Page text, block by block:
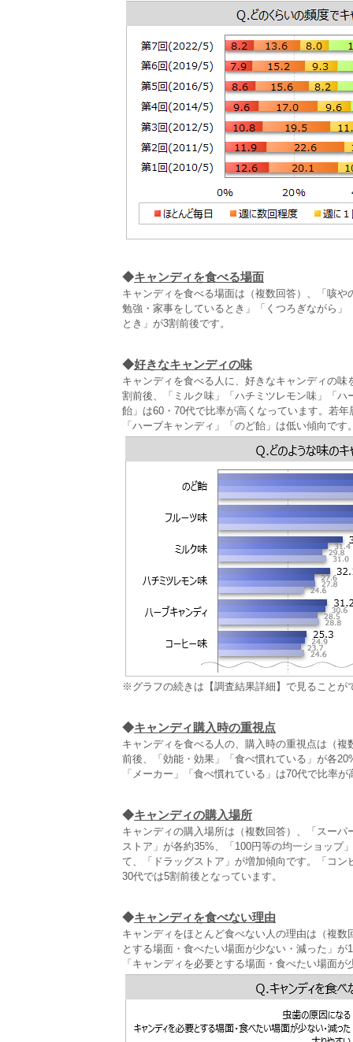
◆キャンディを食べる場面
キャンディを食べる場面は（複数回答）、「咳
勉強・家事をしているとき」「くつろぎながら
とき」が3割前後です。
◆好きなキャンディの味
キャンディを食べる人に、好きなキャンディの
割前後、「ミルク味」「ハチミツレモン味」「
飴」は60・70代で比率が高くなっています。若
「ハーブキャンディ」「のど飴」は低い傾向です
※グラフの続きは【調査結果詳細】で見ることが
◆キャンディ購入時の重視点
キャンディを食べる人の、購入時の重視点は（
前後、「効能・効果」「食べ慣れている」が各
「メーカー」「食べ慣れている」は70代で比率
◆キャンディの購入場所
キャンディの購入場所は（複数回答）、「スー
ストア」が各約35%、「100円等の均一ショップ
て、「ドラッグストア」が増加傾向です。「コ
30代では5割前後となっています。
◆キャンディを食べない理由
キャンディをほとんど食べない人の理由は（複
とする場面・食べたい場面が少ない・減った」
「キャンディを必要とする場面・食べたい場面